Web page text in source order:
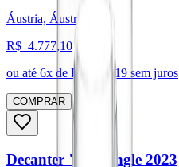
Áustria, Áustria
R$ 4.777,10
ou até 6x de R$ 796,19 sem juros
COMPRAR
Decanter "O" Single 2023